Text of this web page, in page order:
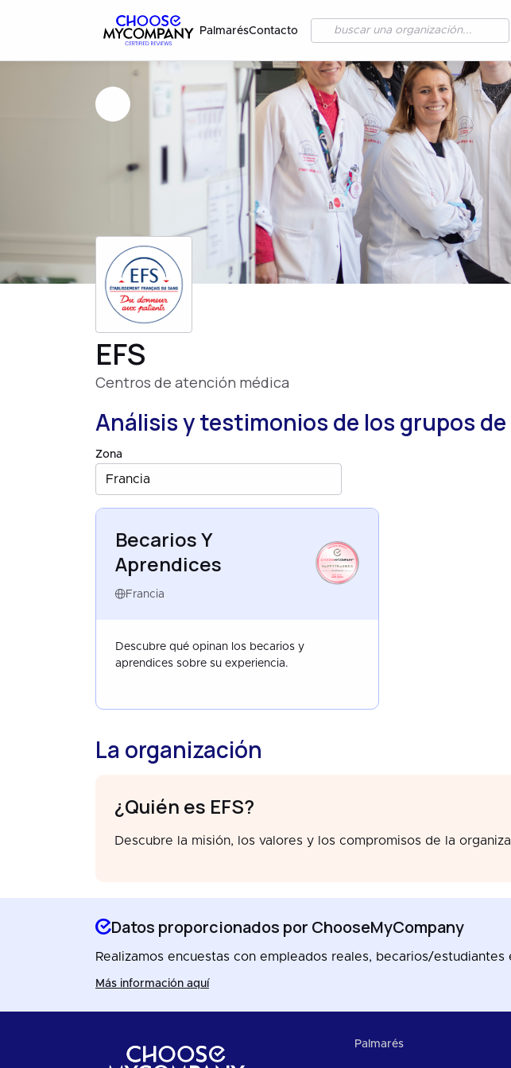
PalmarésContacto
EFS
Centros de atención médica
Análisis y testimonios de los grupos
Zona
Francia
Becarios Y
Aprendices
Francia
HAPPYTRAINEES
FRANCE
AUG 2025
Descubre qué opinan los becarios y
aprendices sobre su experiencia.
La organización
¿Quién es EFS?
Descubre la misión, los valores y los compromisos de la
Datos proporcionados por ChooseMyCompany
Realizamos encuestas con empleados reales, becarios/
Más información aquí
Palmarés